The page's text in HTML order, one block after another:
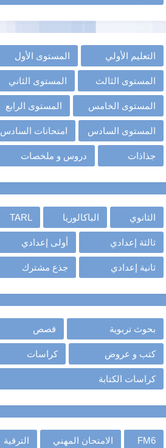
التعليم الأولي المستوى الأول
المستوى الثالث المستوى الثاني
المستوى الخامس المستوى الرابع
المستوى السادس امتحانات السادس
جذاذات دروس و ملخصات
الثانوي الباكالوريا TARL
ثالثة إعدادي أولى إعدادي
ثانية إعدادي جذع مشترك
بحوث تربوية قصص
كتب و عروض كراسات
كراسات الكتابة
FM6 الامتحان المهني الترقية